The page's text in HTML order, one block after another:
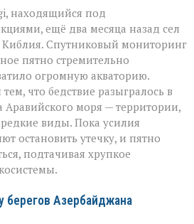
находящийся под
ещё два месяца назад сел
Киблия. Спутниковый мониторинг
пятно стремительно
огромную акваторию.
что бедствие разыгралось в
Аравийского моря — территории,
виды. Пока усилия
остановить утечку, и пятно
подтачивая хрупкое
берегов Азербайджана